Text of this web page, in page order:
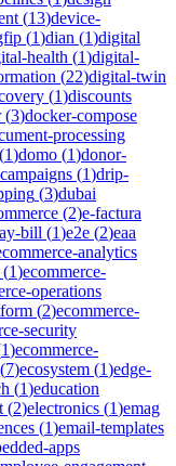
(13)device-
(1)dian (1)digital
health (1)digital-
(22)digital-twin
(1)discounts
(3)docker-compose
processing
1)domo (1)donor-
(1)drip-
(3)dubai
(2)e-factura
bill (1)e2e (2)eaa
analytics
(1)ecommerce-
operations
(2)ecommerce-
security
1)ecommerce-
(7)ecosystem (1)edge-
(1)education
(2)electronics (1)emag
(1)email-templates
apps